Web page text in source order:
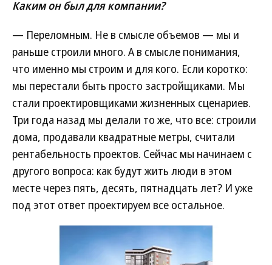
Каким он был для компании?
— Переломным. Не в смысле объемов — мы и
раньше строили много. А в смысле понимания,
что именно мы строим и для кого. Если коротко:
мы перестали быть просто застройщиками. Мы
стали проектировщиками жизненных сценариев.
Три года назад мы делали то же, что все: строили
дома, продавали квадратные метры, считали
рентабельность проектов. Сейчас мы начинаем с
другого вопроса: как будут жить люди в этом
месте через пять, десять, пятнадцать лет? И уже
под этот ответ проектируем все остальное.